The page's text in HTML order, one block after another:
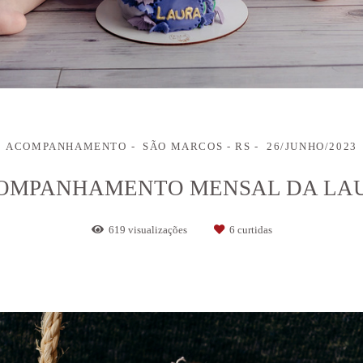
ACOMPANHAMENTO SÃO MARCOS - RS 26/JUNHO/2023
MENSAL DA
619 visualizações 6 curtidas